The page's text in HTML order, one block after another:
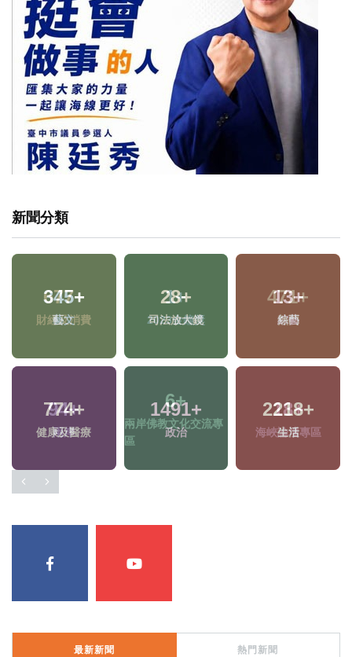
新聞分類
345+
藝文
28+
司法放大鏡
13+
綜藝
774+
健康及醫療
1491+
政治
2218+
生活
最新新聞 熱門新聞